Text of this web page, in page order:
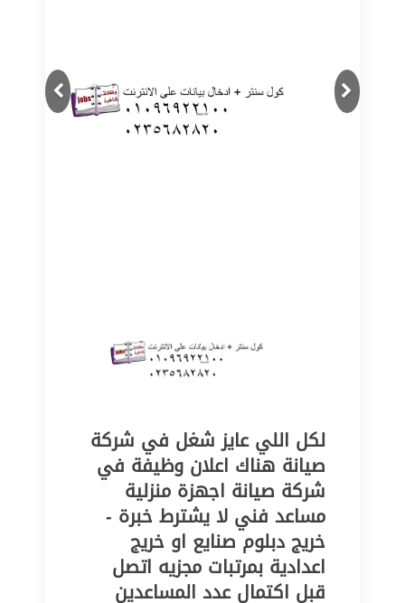
Previous
Next
لكل اللي عايز شغل في شركة
صيانة هناك اعلان وظيفة في
شركة صيانة اجهزة منزلية
مساعد فني لا يشترط خبرة -
خريج دبلوم صنايع او خريج
اعدادية بمرتبات مجزيه اتصل
قبل اكتمال عدد المساعدين